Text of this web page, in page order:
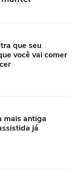
que seu
você vai comer
mais antiga
já